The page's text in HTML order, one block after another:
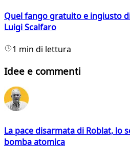
Quel fango gratuito e ingiusto
Luigi Scalfaro
1 min di lettura
Idee e commenti
La pace disarmata di Roblat, lo
bomba atomica